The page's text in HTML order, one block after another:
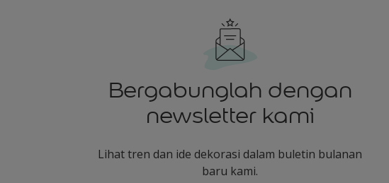
Bergabunglah dengan
newsletter kami
Lihat tren dan ide dekorasi dalam buletin bulanan
baru kami.